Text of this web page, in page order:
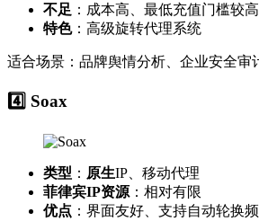
不足 ：成本高、最低充值门槛较高
特色：高级旋转代理系统
适合场景：品牌舆情分析、企业安全审
4️⃣ Soax
类型 ： 原生IP、移动代理
菲律宾IP资源 ：相对有限
优点 ：界面友好、支持自动轮换